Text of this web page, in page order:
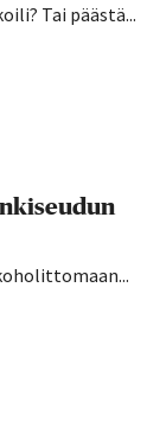
Tai päästä...